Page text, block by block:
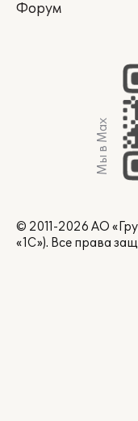
Форум
Мы в Max
© 2011-2026 АО
«1С»). Все права